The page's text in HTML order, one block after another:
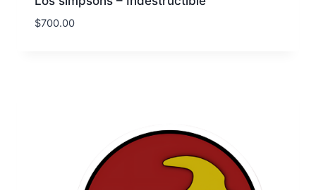
$700.00